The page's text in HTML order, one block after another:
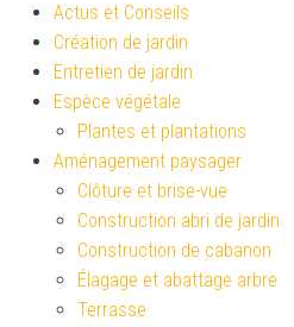
Actus et Conseils
Création de jardin
Entretien de jardin
Espèce végétale
Plantes et plantations
Aménagement paysager
Clôture et brise-vue
Construction abri de jardin
Construction de cabanon
Élagage et abattage arbre
Terrasse